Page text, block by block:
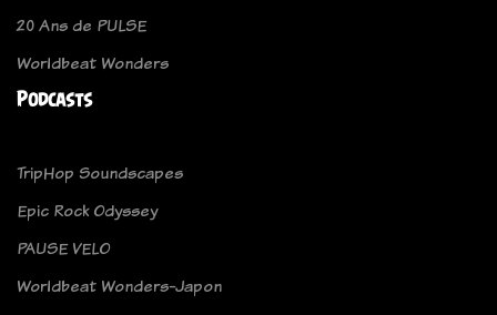
20 Ans de PULSE
Worldbeat Wonders
Podcasts
TripHop Soundscapes
Epic Rock Odyssey
PAUSE VELO
Worldbeat Wonders-Japon